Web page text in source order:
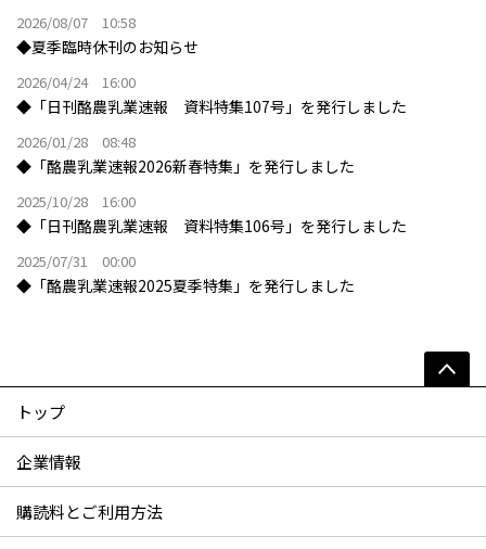
2026/08/07 10:58
◆夏季臨時休刊のお知らせ
2026/04/24 16:00
◆「日刊酪農乳業速報 資料特集107号」を発行しました
2026/01/28 08:48
◆「酪農乳業速報2026新春特集」を発行しました
2025/10/28 16:00
◆「日刊酪農乳業速報 資料特集106号」を発行しました
2025/07/31 00:00
◆「酪農乳業速報2025夏季特集」を発行しました
トップ
企業情報
購読料とご利用方法